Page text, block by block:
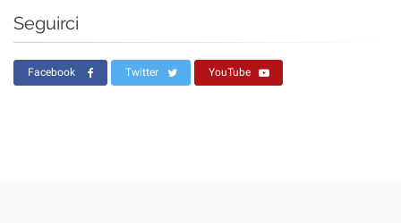
Seguirci
Facebook Twitter YouTube